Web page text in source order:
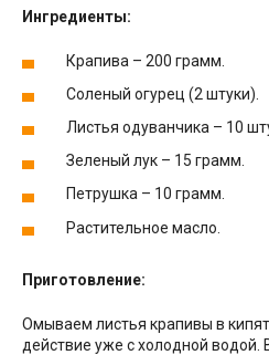
Ингредиенты:
Крапива – 200 грамм.
Соленый огурец (2 штуки).
Листья одуванчика – 10
Зеленый лук – 15 грамм.
Петрушка – 10 грамм.
Растительное масло.
Приготовление:
Омываем листья крапивы в
действие уже с холодной водой.